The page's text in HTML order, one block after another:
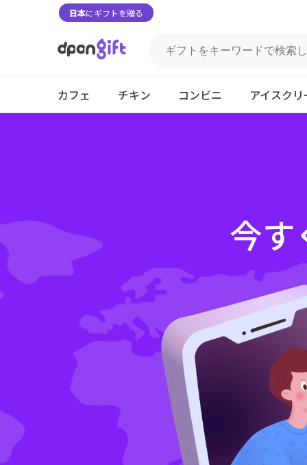
日本にギフトを贈る
カフェ チキン コンビニ アイスク
今す